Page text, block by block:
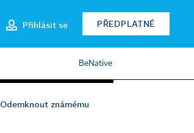
Přihlásit se PŘEDPLATNÉ
BeNative
Odemknout známému